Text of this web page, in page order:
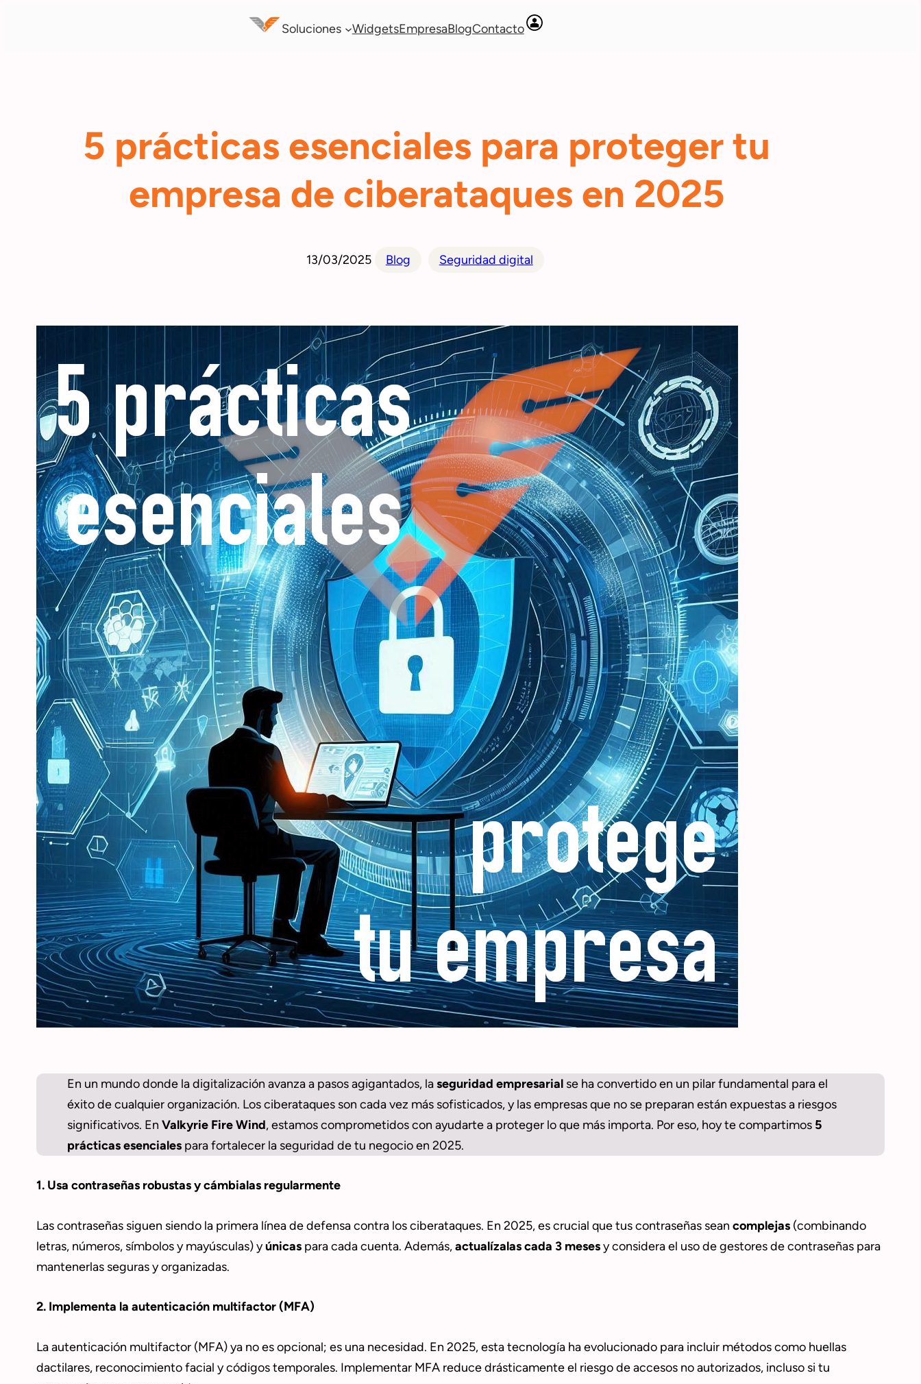
Soluciones WidgetsEmpresaBlogContacto
5 prácticas esenciales para proteger tu
empresa de ciberataques en 2025
13/03/2025 Blog Seguridad digital
En un mundo donde la digitalización avanza a pasos agigantados, laseguridad empresarialse ha convertido en un pilar fundamental para el
éxito de cualquier organización. Los ciberataques son cada vez más sofisticados, y las empresas que no se preparan están expuestas a riesgos
significativos. En Valkyrie Fire Wind, estamos comprometidos con ayudarte a proteger lo que más importa. Por eso, hoy te compartimos 5
prácticas esencialespara fortalecer la seguridad de tu negocio en 2025.
1. Usa contraseñas robustas y cámbialas regularmente
Las contraseñas siguen siendo la primera línea de defensa contra los ciberataques. En 2025, es crucial que tus contraseñas sean complejas(combinando
letras, números, símbolos y mayúsculas) yúnicaspara cada cuenta. Además,actualízalas cada 3 mesesy considera el uso de gestores de contraseñas para
mantenerlas seguras y organizadas.
2. Implementa la autenticación multifactor (MFA)
La autenticación multifactor (MFA) ya no es opcional; es una necesidad. En 2025, esta tecnología ha evolucionado para incluir métodos como huellas
dactilares, reconocimiento facial y códigos temporales. Implementar MFA reduce drásticamente el riesgo de accesos no autorizados, incluso si tu